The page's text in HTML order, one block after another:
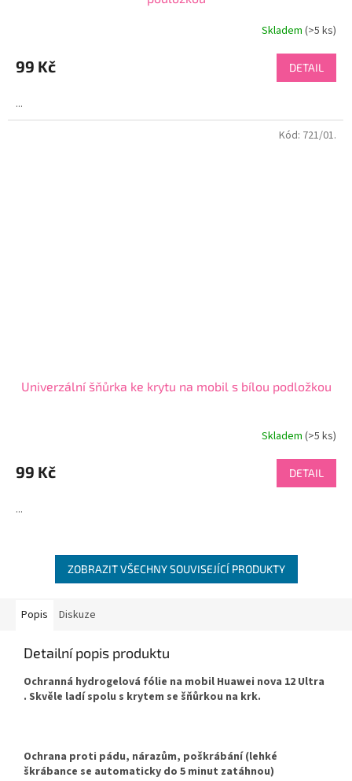
Skladem (>5 ks)
99 Kč DETAIL
...
Univerzální šňůrka ke krytu na mobil s bílou podložkou
Skladem (>5 ks)
99 Kč DETAIL
...
Kód: 721/01.
ZOBRAZIT VŠECHNY SOUVISEJÍCÍ PRODUKTY
Popis Diskuze
Detailní popis produktu
Ochranná hydrogelová fólie na mobil Huawei nova 12 Ultra
. Skvěle ladí spolu s krytem se šňůrkou na krk.
Ochrana proti pádu, nárazům, poškrábání (lehké
škrábance se automaticky do 5 minut zatáhnou)